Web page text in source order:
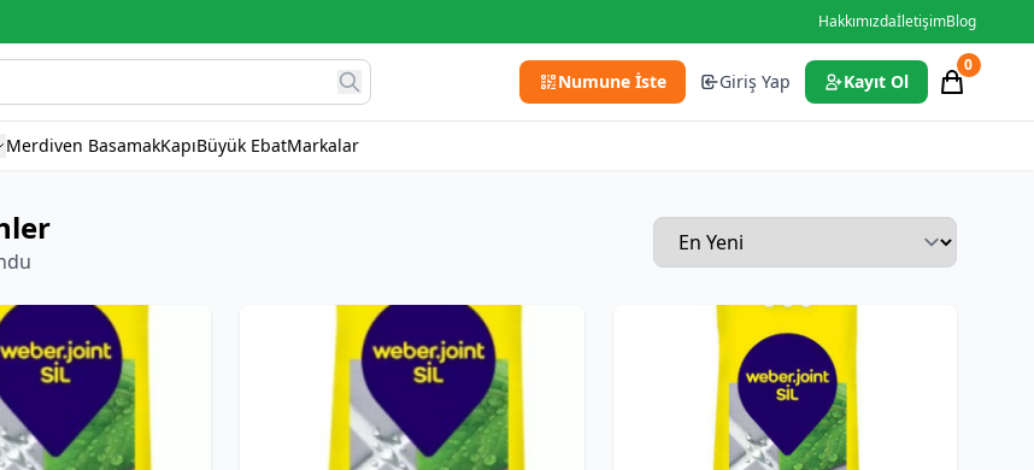
HakkımızdaİletişimBlog
Numune İste Giriş Yap Kayıt Ol
0
Merdiven BasamakKapıBüyük EbatMarkalar